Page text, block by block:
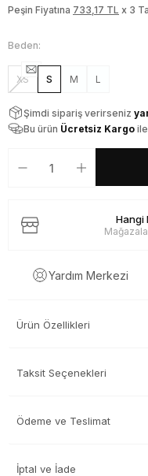
Peşin Fiyatına 733,17 TL x 3
Beden:
XS S M L
Şimdi sipariş verirseniz
Bu ürün Ücretsiz Kargo
Hangi
Yardım Merkezi
Ürün Özellikleri
Taksit Seçenekleri
Ödeme ve Teslimat
İptal ve İade